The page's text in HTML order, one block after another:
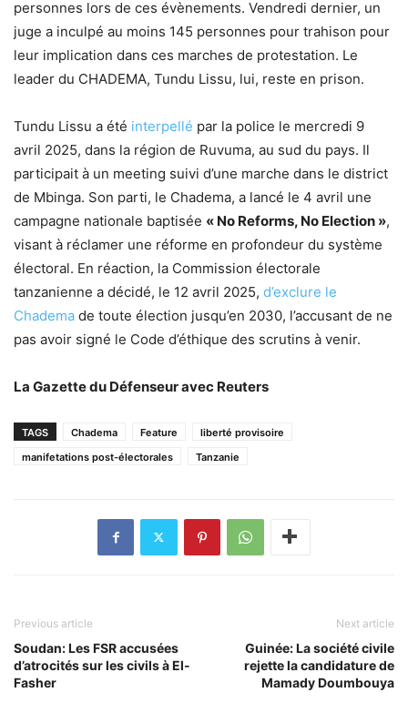
personnes lors de ces évènements. Vendredi dernier, un
juge a inculpé au moins 145 personnes pour trahison pour
leur implication dans ces marches de protestation. Le
leader du CHADEMA, Tundu Lissu, lui, reste en prison.
Tundu Lissu a été interpellé par la police le mercredi 9
avril 2025, dans la région de Ruvuma, au sud du pays. Il
participait à un meeting suivi d’une marche dans le district
de Mbinga. Son parti, le Chadema, a lancé le 4 avril une
campagne nationale baptisée « No Reforms, No Election »,
visant à réclamer une réforme en profondeur du système
électoral. En réaction, la Commission électorale
tanzanienne a décidé, le 12 avril 2025, d’exclure le
Chadema de toute élection jusqu’en 2030, l’accusant de ne
pas avoir signé le Code d’éthique des scrutins à venir.
La Gazette du Défenseur avec Reuters
TAGS Chadema Feature
liberté provisoire
manifetations post-électorales
Tanzanie
Previous article
Soudan: Les FSR accusées
d’atrocités sur les civils à El-
Fasher
Next article
Guinée: La société civile
rejette la candidature de
Mamady Doumbouya